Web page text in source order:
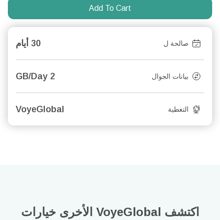
Add To Cart
صالحة ل 30 أيام
بيانات الجوال 2 GB/Day
التغطية VoyeGlobal
اكتشف VoyeGlobal الأخرى
خيارات